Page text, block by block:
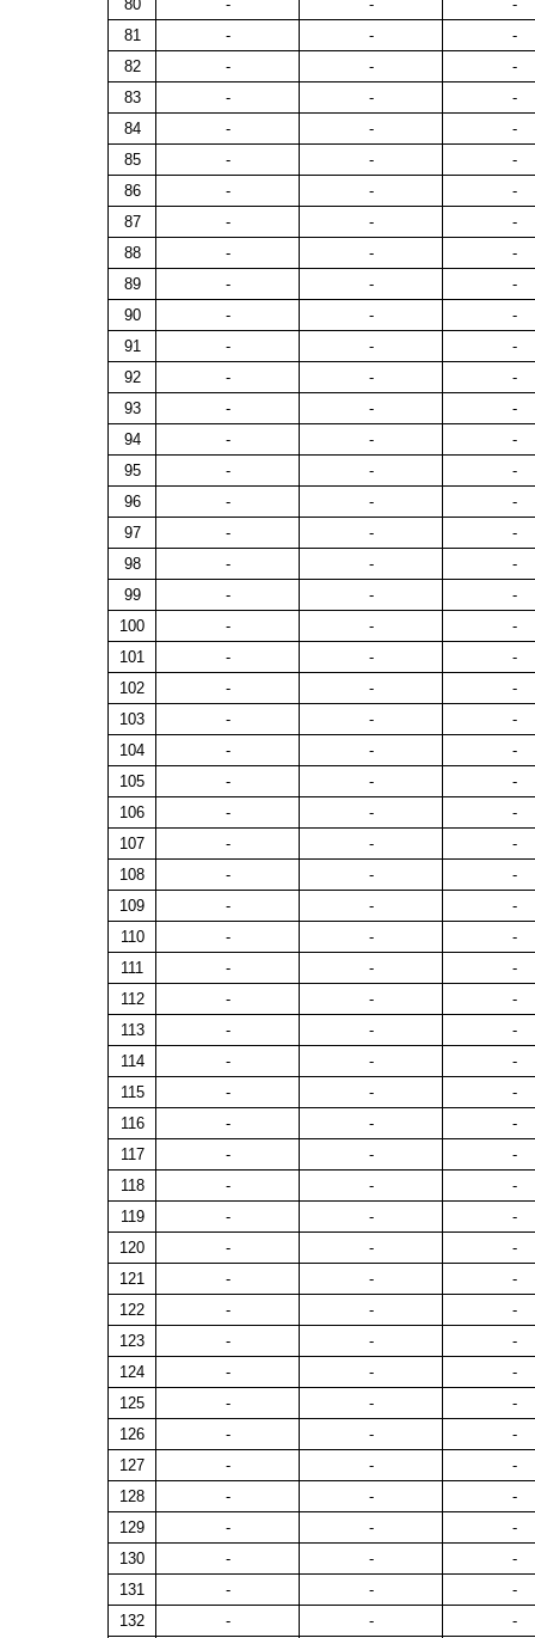
80 - -
-
81
- -
-
82
- -
-
83
- -
-
84
- -
-
85
- -
-
86
- -
-
87
- -
-
88
- -
-
89
- -
-
90
- -
-
91
- -
-
92
- -
-
93
- -
-
94
- -
-
95
- -
-
96
- -
-
97
- -
-
98
- -
-
99
- -
-
100
- -
-
101
- -
-
102
- -
-
103
- -
-
104
- -
-
105
- -
-
106
- -
-
107
- -
-
108
- -
-
109
- -
-
110
- -
-
111
- -
-
112
- -
-
113
- -
-
114
- -
-
115
- -
-
116
- -
-
117
- -
-
118
- -
-
119
- -
-
120
- -
-
121
- -
-
122
- -
-
123
- -
-
124
- -
-
125
- -
-
126
- -
-
127
- -
-
128
- -
-
129
- -
-
130
- -
-
131
- -
-
132
- -
-